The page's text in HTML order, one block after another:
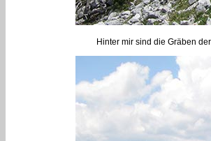
Hinter mir sind die Gräben